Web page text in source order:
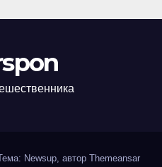
Newsup, автор Themeansar